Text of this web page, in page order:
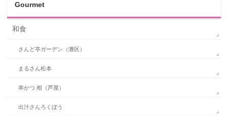
Gourmet
和食
さんど亭ガーデン（灘区）
まるさん松本
串かつ 相（芦屋）
出汁さんろくぼう